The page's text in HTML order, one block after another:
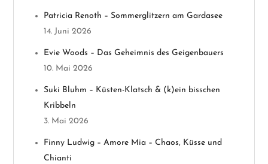
v
a
Patricia Renoth – Sommerglitzern am Gardasee
14. Juni 2026
Evie Woods – Das Geheimnis des Geigenbauers
10. Mai 2026
Suki Bluhm – Küsten-Klatsch & (k)ein bisschen
Kribbeln
3. Mai 2026
Finny Ludwig – Amore Mia – Chaos, Küsse und
Chianti